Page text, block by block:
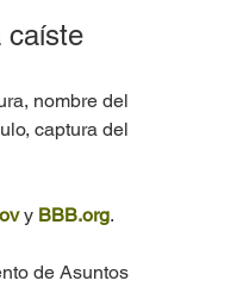
caíste
nombre del
captura del
y BBB.org.
de Asuntos